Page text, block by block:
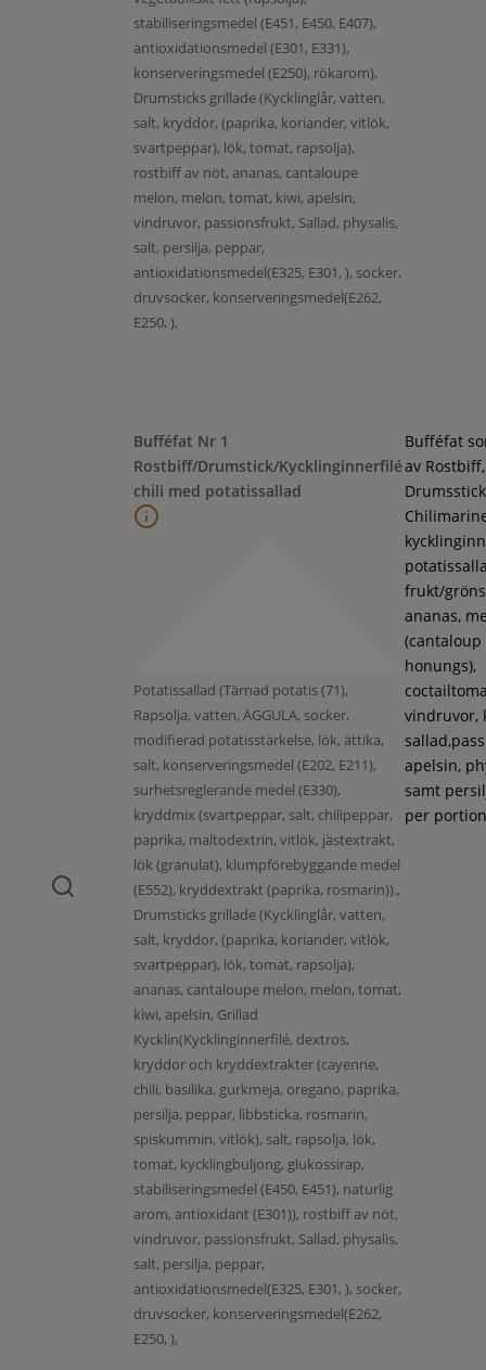
stabiliseringsmedel (E451, E450, E407),
antioxidationsmedel (E301, E331),
konserveringsmedel (E250), rökarom),
Drumsticks grillade (Kycklinglår, vatten,
salt, kryddor, (paprika, koriander, vitlök,
svartpeppar), lök, tomat, rapsolja),
rostbiff av nöt, ananas, cantaloupe
melon, melon, tomat, kiwi, apelsin,
vindruvor, passionsfrukt, Sallad, physalis,
salt, persilja, peppar,
antioxidationsmedel(E325, E301, ), socker,
druvsocker, konserveringsmedel(E262,
E250, ),
Bufféfat Nr 1
Rostbiff/Drumstick/Kycklinginnerfilé
chili med potatissallad
Potatissallad (Tärnad potatis (71),
Rapsolja, vatten, ÄGGULA, socker,
modifierad potatisstärkelse, lök, ättika,
salt, konserveringsmedel (E202, E211),
surhetsreglerande medel (E330),
kryddmix (svartpeppar, salt, chilipeppar,
paprika, maltodextrin, vitlök, jästextrakt,
lök (granulat), klumpförebyggande medel
(E552), kryddextrakt (paprika, rosmarin)).,
Drumsticks grillade (Kycklinglår, vatten,
salt, kryddor, (paprika, koriander, vitlök,
svartpeppar), lök, tomat, rapsolja),
ananas, cantaloupe melon, melon, tomat,
kiwi, apelsin, Grillad
Kycklin(Kycklinginnerfilé, dextros,
kryddor och kryddextrakter (cayenne,
chili, basilika, gurkmeja, oregano, paprika,
persilja, peppar, libbsticka, rosmarin,
spiskummin, vitlök), salt, rapsolja, lök,
tomat, kycklingbuljong, glukossirap,
stabiliseringsmedel (E450, E451), naturlig
arom, antioxidant (E301)), rostbiff av nöt,
vindruvor, passionsfrukt, Sallad, physalis,
salt, persilja, peppar,
antioxidationsmedel(E325, E301, ), socker,
druvsocker, konserveringsmedel(E262,
E250, ),
Bufféfat
av Rostbiff,
frukt/
ananas,
(cantaloup
honungs),
vindruvor,
apelsin,
samt
per